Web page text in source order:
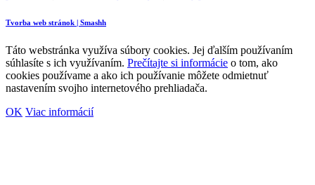
Tvorba web stránok | Smashh
Táto webstránka využíva súbory cookies. Jej ďalším používaním
súhlasíte s ich využívaním. Prečítajte si informácie o tom, ako
cookies používame a ako ich používanie môžete odmietnuť
nastavením svojho internetového prehliadača.
OK Viac informácií